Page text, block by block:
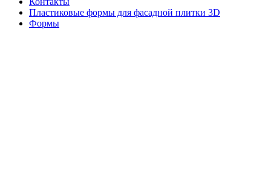
Пластиковые формы для фасадной плитки 3D
Формы